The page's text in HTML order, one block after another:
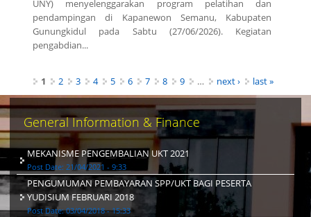
UNY) menyelenggarakan program pelatihan dan
pendampingan di Kapanewon Semanu, Kabupaten
Gunungkidul pada Sabtu (27/06/2026). Kegiatan
pengabdian...
Pages1 2 3 4 5 6 7 8 9 … next › last »
General Information & Finance
MEKANISME PENGEMBALIAN UKT 2021
Post Date:21/04/2021 - 9:33
PENGUMUMAN PEMBAYARAN SPP/UKT BAGI PESERTA
YUDISIUM FEBRUARI 2018
Post Date:03/04/2018 - 15:33